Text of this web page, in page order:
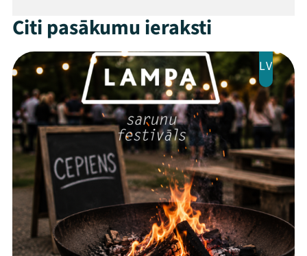
Veikals
Kontakti
ThreadsFacebookYoutube
X Instagram
Flick TikTok
Citi pasākumu ieraksti
LV